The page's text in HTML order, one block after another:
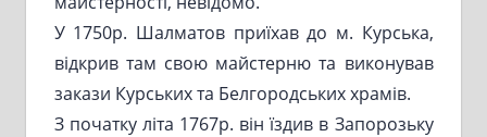
У 1750р. Шалматов приїхав до м. Курська,
відкрив там свою майстерню та виконував
закази Курських та Белгородських храмів.
З початку літа 1767р. він їздив в Запорозьку